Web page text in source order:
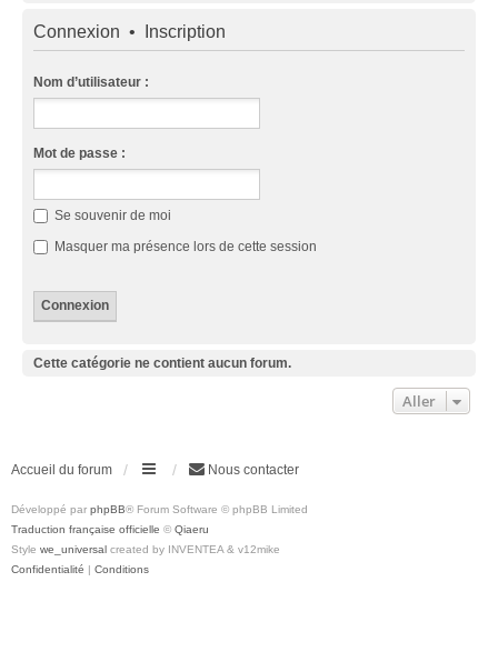
Connexion • Inscription
Nom d’utilisateur :
Mot de passe :
Se souvenir de moi
Masquer ma présence lors de cette session
Cette catégorie ne contient aucun forum.
Aller
Accueil du forum Nous contacter
Développé par phpBB® Forum Software © phpBB Limited
Traduction française officielle © Qiaeru
Style we_universal created by INVENTEA & v12mike
Confidentialité | Conditions